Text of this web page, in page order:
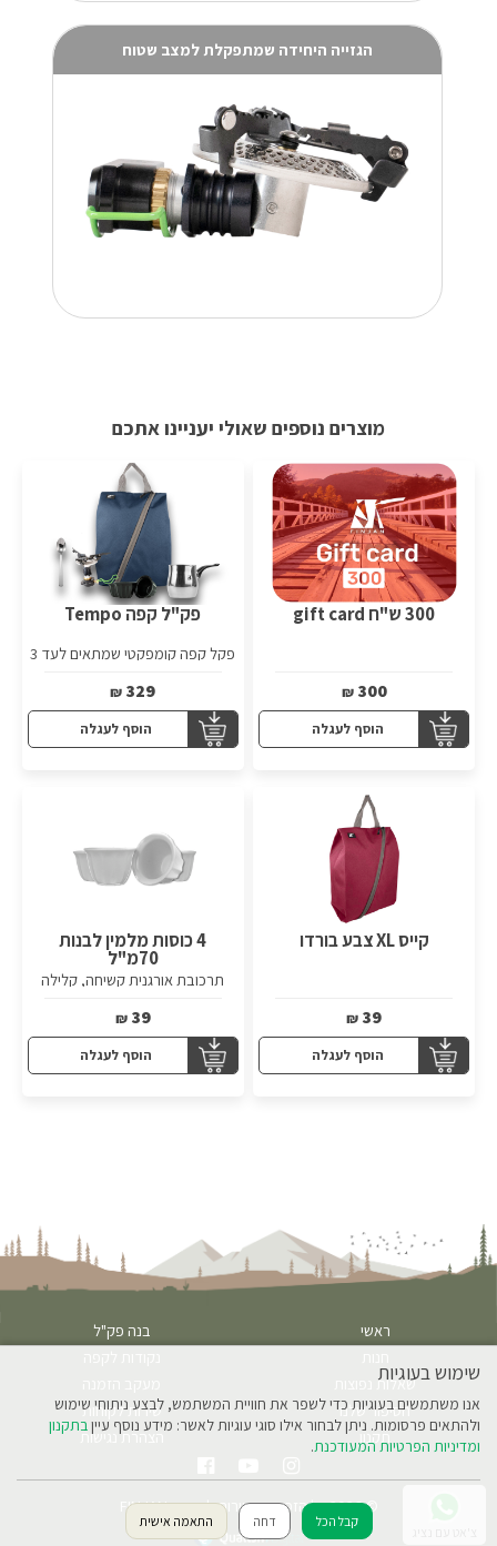
הגזייה היחידה שמתפקלת למצב שטוח
מוצרים נוספים שאולי יעניינו אתכם
300 ש"ח gift card
300
₪
הוסף לעגלה
פק"ל קפה Tempo
פקל קפה קומפקטי שמתאים לעד 3
329
₪
הוסף לעגלה
קייס XL צבע בורדו
39
₪
הוסף לעגלה
4 כוסות מלמין לבנות
70מ"ל
תרכובת אורגנית קשיחה, קלילה
39
₪
הוסף לעגלה
ראשי
בנה פק"ל
שאלות נפוצות
הסיפור שלנו
שירות לקוחות
תקנון
הצהרת נגישות
© 2026 כל הזכויות שמורות לחברת FINJAN
שימוש בעוגיות
אנו משתמשים בעוגיות כדי לשפר את חוויית המשתמש, לבצע ניתוחי שימוש
ולהתאים פרסומות. ניתן לבחור אילו סוגי עוגיות לאשר: מידע נוסף עייןבתקנון
ומדיניות הפרטיות המעודכנת.
קבל הכל דחה התאמה אישית